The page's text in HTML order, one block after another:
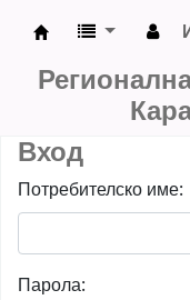
Вход
Потребителско име:
Парола: